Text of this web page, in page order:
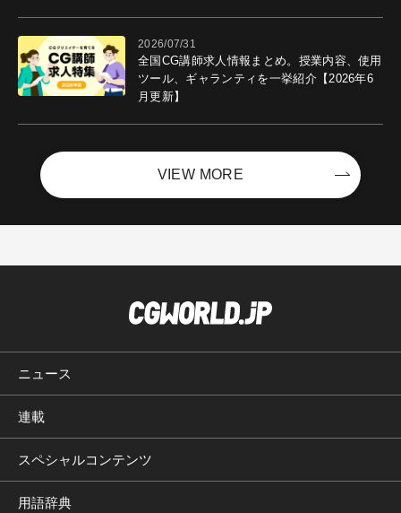
2026/07/31
全国CG講師求人情報まとめ。授業内容、使用
ツール、ギャランティを一挙紹介【2026年6
月更新】
VIEW MORE
ニュース
連載
スペシャルコンテンツ
用語辞典